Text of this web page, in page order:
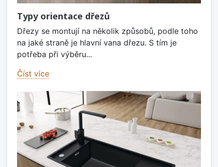
Typy orientace dřezů
Dřezy se montují na několik způsobů, podle toho
na jaké straně je hlavní vana dřezu. S tím je
potřeba při výběru...
Číst více